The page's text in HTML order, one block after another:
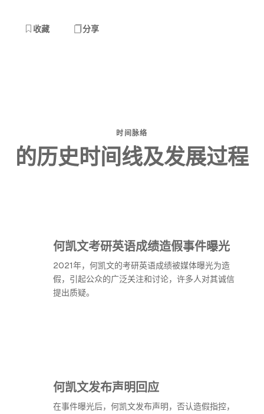
收藏 分享
时间脉络
的历史时间线及发展过程
何凯文考研英语成绩造假事件曝光
2021年，何凯文的考研英语成绩被媒体曝光为造
假，引起公众的广泛关注和讨论，许多人对其诚信
提出质疑。
何凯文发布声明回应
在事件曝光后，何凯文发布声明，否认造假指控，